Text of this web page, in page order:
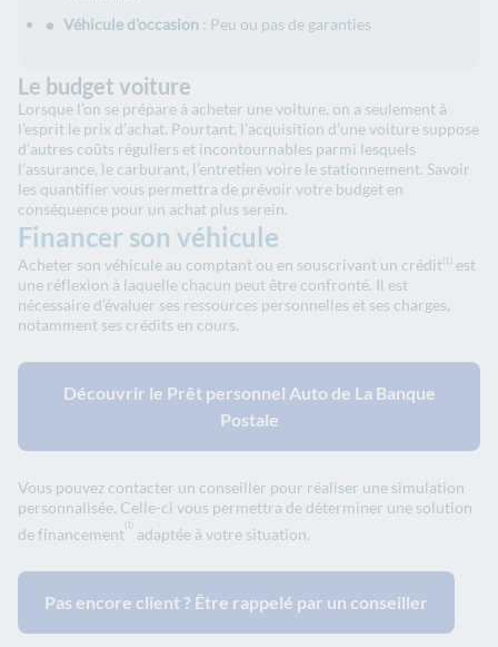
Véhicule d'occasion : Peu ou pas de garanties
Le budget voiture
Lorsque l’on se prépare à acheter une voiture, on a seulement à
l’esprit le prix d’achat. Pourtant, l’acquisition d’une voiture suppose
d’autres coûts réguliers et incontournables parmi lesquels
l’assurance, le carburant, l’entretien voire le stationnement. Savoir
les quantifier vous permettra de prévoir votre budget en
conséquence pour un achat plus serein.
Financer son véhicule
Acheter son véhicule au comptant ou en souscrivant un crédit(1) est
une réflexion à laquelle chacun peut être confronté. Il est
nécessaire d’évaluer ses ressources personnelles et ses charges,
notamment ses crédits en cours.
Découvrir le Prêt personnel Auto de La Banque
Postale
Vous pouvez contacter un conseiller pour réaliser une simulation
personnalisée. Celle-ci vous permettra de déterminer une solution
de financement(1) adaptée à votre situation.
Pas encore client ? Être rappelé par un conseiller